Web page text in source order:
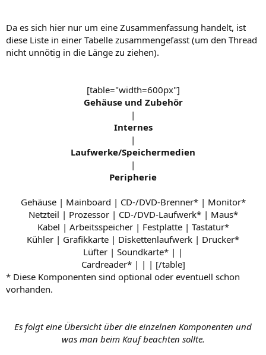
Da es sich hier nur um eine Zusammenfassung handelt, ist
diese Liste in einer Tabelle zusammengefasst (um den Thread
nicht unnötig in die Länge zu ziehen).
[table="width=600px"]
Gehäuse und Zubehör​
|
Internes​
|
Laufwerke/Speichermedien​
|
Peripherie​
Gehäuse | Mainboard | CD-/DVD-Brenner* | Monitor*
Netzteil | Prozessor | CD-/DVD-Laufwerk* | Maus*
Kabel | Arbeitsspeicher | Festplatte | Tastatur*
Kühler | Grafikkarte | Diskettenlaufwerk | Drucker*
Lüfter | Soundkarte* | |
Cardreader* | | | [/table]​
* Diese Komponenten sind optional oder eventuell schon
vorhanden.
Es folgt eine Übersicht über die einzelnen Komponenten und
was man beim Kauf beachten sollte.